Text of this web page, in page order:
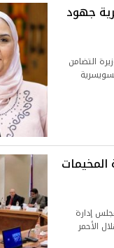
جهود
التضامن
المخيمات
إدارة
الأحمر